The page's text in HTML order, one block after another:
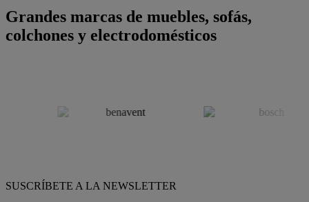
Grandes marcas de muebles, sofás,
colchones y electrodomésticos
SUSCRÍBETE A LA NEWSLETTER